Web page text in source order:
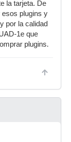
la tarjeta. De
esos plugins y
por la calidad
1e que
plugins.